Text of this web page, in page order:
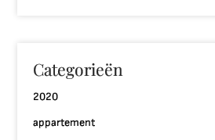
Categorieën
2020
appartement